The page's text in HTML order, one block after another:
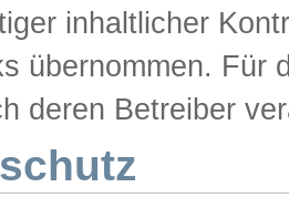
inhaltlicher
übernommen. Für
deren Betreiber